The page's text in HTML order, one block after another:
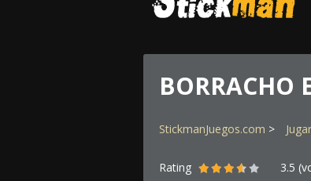
BORRACHO
StickmanJuegos.com Jugar
Rating 3.5